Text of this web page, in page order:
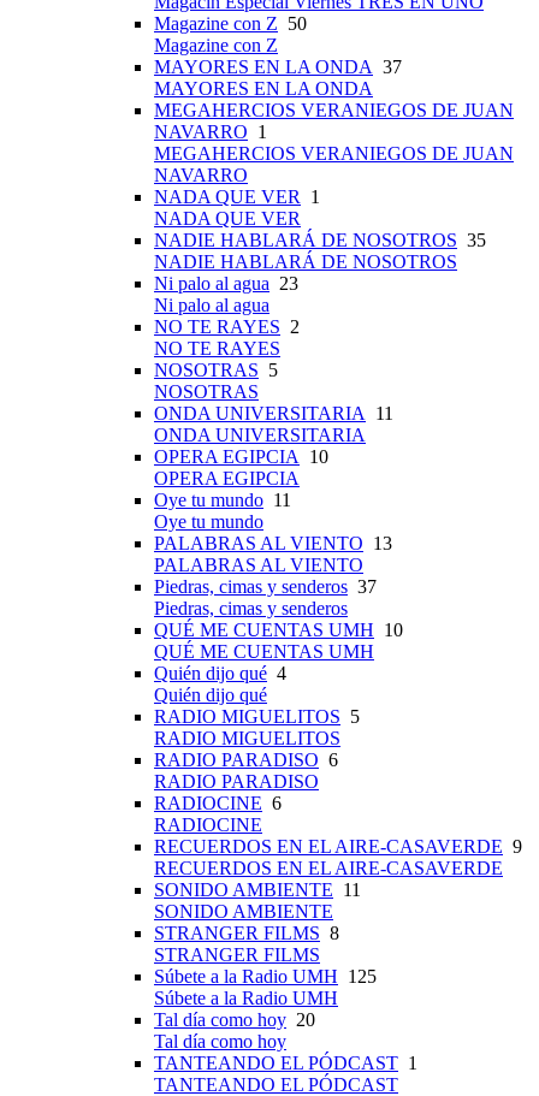
Magazine con Z 50
Magazine con Z
MAYORES EN LA ONDA 37
MAYORES EN LA ONDA
MEGAHERCIOS VERANIEGOS DE JUAN
NAVARRO 1
MEGAHERCIOS VERANIEGOS DE JUAN
NAVARRO
NADA QUE VER
1
NADA QUE VER
NADIE HABLARÁ DE NOSOTROS 35
NADIE HABLARÁ DE NOSOTROS
Ni palo al agua 23
Ni palo al agua
NO TE RAYES 2
NO TE RAYES
NOSOTRAS 5
NOSOTRAS
ONDA UNIVERSITARIA
11
ONDA UNIVERSITARIA
OPERA EGIPCIA
10
OPERA EGIPCIA
Oye tu mundo 11
Oye tu mundo
PALABRAS AL VIENTO 13
PALABRAS AL VIENTO
Piedras, cimas y senderos 37
Piedras, cimas y senderos
QUÉ ME CUENTAS UMH 10
QUÉ ME CUENTAS UMH
Quién dijo qué 4
Quién dijo qué
RADIO MIGUELITOS 5
RADIO MIGUELITOS
RADIO PARADISO 6
RADIO PARADISO
RADIOCINE 6
RADIOCINE
RECUERDOS EN EL AIRE-CASAVERDE 9
RECUERDOS EN EL AIRE-CASAVERDE
SONIDO AMBIENTE 11
SONIDO AMBIENTE
STRANGER FILMS 8
STRANGER FILMS
Súbete a la Radio UMH 125
Súbete a la Radio UMH
Tal día como hoy 20
Tal día como hoy
TANTEANDO EL PÓDCAST 1
TANTEANDO EL PÓDCAST